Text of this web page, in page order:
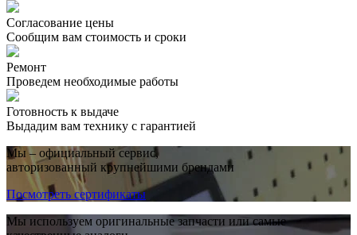
Согласование цены
Сообщим вам стоимость и сроки
Ремонт
Проведем необходимые работы
Готовность к выдаче
Выдадим вам технику с гарантией
Мы – официальный сервис,
авторизованный крупнейшими брендами
Посмотреть сертификаты
Мы используем оригинальные запчасти или самые